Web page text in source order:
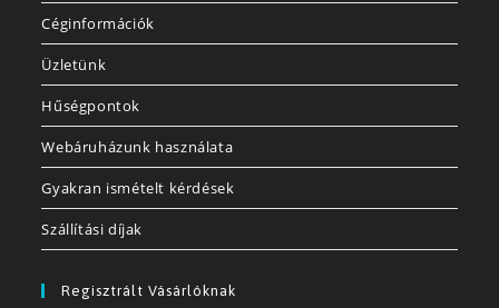
Céginformációk
Üzletünk
Hűségpontok
Webáruházunk használata
Gyakran ismételt kérdések
Szállítási díjak
Regisztrált Vásárlóknak